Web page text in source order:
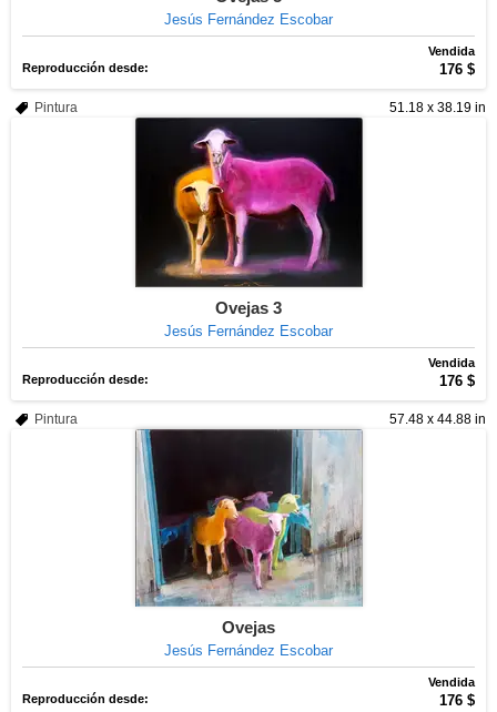
Jesús Fernández Escobar
Vendida
Reproducción desde:
176 $
51.18 x 38.19 in
Pintura
Ovejas 3
Jesús Fernández Escobar
Vendida
Reproducción desde:
176 $
57.48 x 44.88 in
Pintura
Ovejas
Jesús Fernández Escobar
Vendida
Reproducción desde:
176 $